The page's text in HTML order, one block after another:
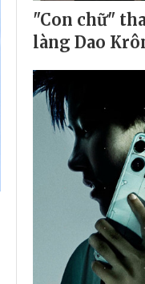
"Con chữ"
làng Dao